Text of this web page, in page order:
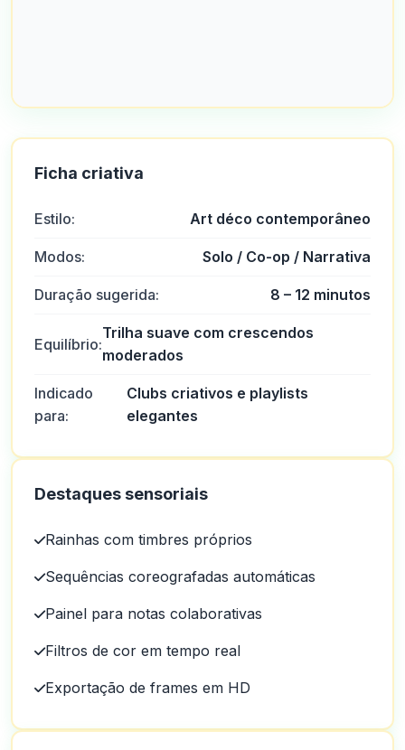
Ficha criativa
Estilo: Art déco contemporâneo
Modos: Solo / Co-op / Narrativa
Duração sugerida: 8 – 12 minutos
Equilíbrio:
Trilha suave com crescendos
moderados
Indicado
para:
Clubs criativos e playlists
elegantes
Destaques sensoriais
Rainhas com timbres próprios
Sequências coreografadas automáticas
Painel para notas colaborativas
Filtros de cor em tempo real
Exportação de frames em HD